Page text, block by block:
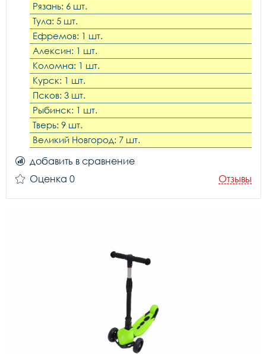
Рязань: 6 шт.
Тула: 5 шт.
Ефремов: 1 шт.
Алексин: 1 шт.
Коломна: 1 шт.
Курск: 1 шт.
Псков: 3 шт.
Рыбинск: 1 шт.
Тверь: 9 шт.
Великий Новгород: 7 шт.
добавить в сравнение
Оценка 0
Отзывы